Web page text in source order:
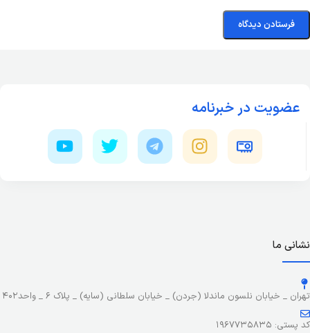
عضویت در خبرنامه
نشانی ما
تهران _ خیابان نلسون ماندلا (جردن) _ خیابان سلطانی (سایه) _ پلاک ۶ _ واحد۴۰۲
کد پستی: ۱۹۶۷۷۳۵۸۳۵